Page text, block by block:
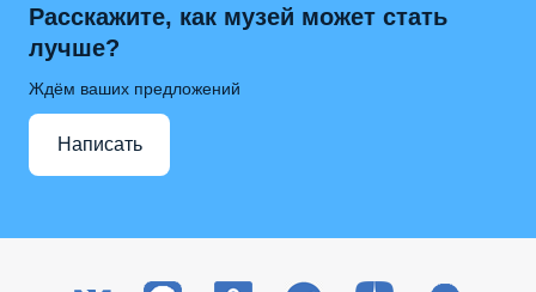
Расскажите, как музей может стать
лучше?
Ждём ваших предложений
Написать